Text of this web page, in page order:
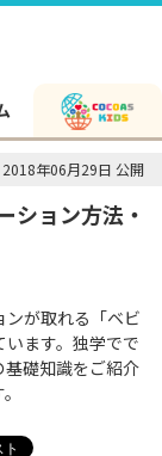
2018年06月29日 公開
ション方法・
が取れる「ベビ
ます。独学でで
基礎知識をご紹介